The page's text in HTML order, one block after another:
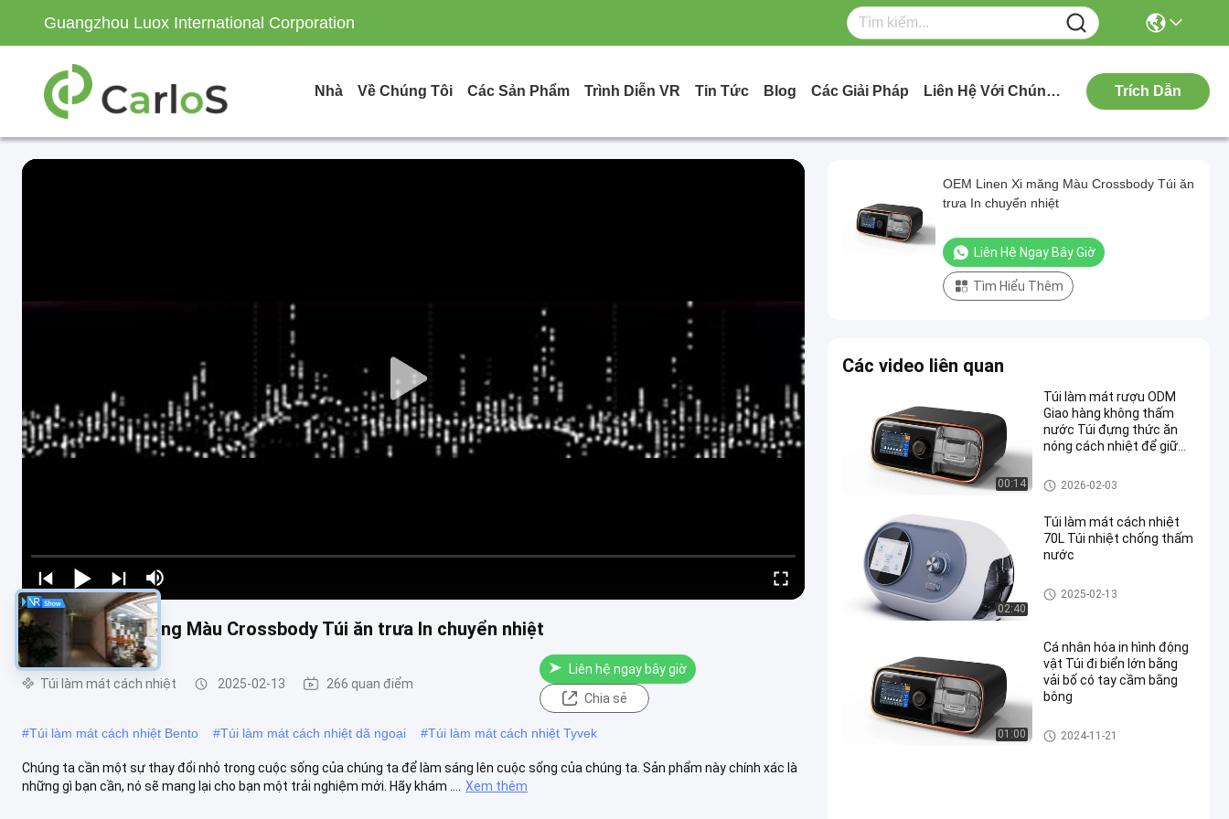
Guangzhou Luox International Corporation
Nhà Về Chúng Tôi Các Sản Phẩm Trình Diễn VR Tin Tức Blog Các Giải Pháp Liên Hệ Với Chúng Tôi Trích Dẫn
OEM Linen Xi măng Màu Crossbody Túi ăn trưa In chuyển nhiệt
Túi làm mát cách nhiệt 2025-02-13 266 quan điểm
Liên hệ ngay bây giờ
Chia sẻ
#Túi làm mát cách nhiệt Bento #Túi làm mát cách nhiệt dã ngoại #Túi làm mát cách nhiệt Tyvek
Chúng ta cần một sự thay đổi nhỏ trong cuộc sống của chúng ta để làm sáng lên cuộc sống của chúng ta. Sản phẩm này chính xác là
những gì bạn cần, nó sẽ mang lại cho bạn một trải nghiệm mới. Hãy khám ....
Xem thêm
OEM Linen Xi măng Màu Crossbody Túi ăn
trưa In chuyển nhiệt
Liên Hệ Ngay Bây Giờ
Tìm Hiểu Thêm
Các video liên quan
00:14
Túi làm mát rượu ODM
Giao hàng không thấm
nước Túi đựng thức ăn
nóng cách nhiệt để giữ
Túi làm mát cách nhiệt
2026-02-03
02:40
Túi làm mát cách nhiệt
70L Túi nhiệt chống thấm
nước
Túi làm mát cách nhiệt
2025-02-13
01:00
Cá nhân hóa in hình động
vật Túi đi biển lớn bằng
vải bố có tay cầm bằng
bông
Túi đay in
2024-11-21